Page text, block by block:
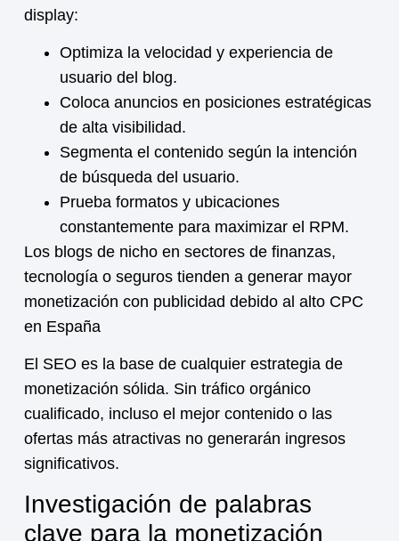
display:
Optimiza la velocidad y experiencia de
usuario del blog.
Coloca anuncios en posiciones estratégicas
de alta visibilidad.
Segmenta el contenido según la intención
de búsqueda del usuario.
Prueba formatos y ubicaciones
constantemente para maximizar el RPM.
Los blogs de nicho en sectores de finanzas,
tecnología o seguros tienden a generar mayor
monetización con publicidad debido al alto CPC
en España
El SEO es la base de cualquier estrategia de
monetización sólida. Sin tráfico orgánico
cualificado, incluso el mejor contenido o las
ofertas más atractivas no generarán ingresos
significativos.
Investigación de palabras
clave para la monetización